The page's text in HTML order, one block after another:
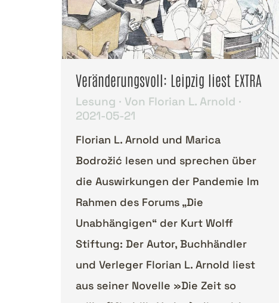
Veränderungsvoll: Leipzig liest EXTRA
Lesung Von Florian L. Arnold
2021-05-21
Florian L. Arnold und Marica
Bodrožić lesen und sprechen über
die Auswirkungen der Pandemie Im
Rahmen des Forums „Die
Unabhängigen“ der Kurt Wolff
Stiftung: Der Autor, Buchhändler
und Verleger Florian L. Arnold liest
aus seiner Novelle »Die Zeit so